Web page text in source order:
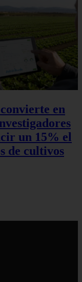
en
un 15% el
de cultivos